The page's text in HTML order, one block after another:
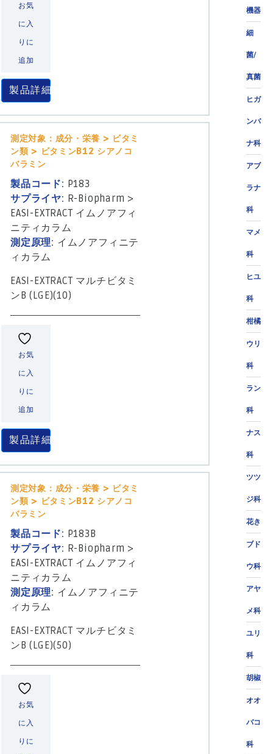
機器
細
菌/
真菌
ヒガ
ンバ
ナ科
アブ
ラナ
科
マメ
科
ヒユ
科
柑橘
ウリ
科
ラン
科
ナス
科
ツツ
ジ科
花き
ブド
ウ科
アヤ
メ科
ユリ
科
胡椒
オオ
バコ
科
お気
に入
りに
追加
製品詳細
測定対象：成分・栄養 > ビタミ
ン類 > ビタミンB12 シアノコ
バラミン
製品コード: P183
サプライヤ: R-Biopharm >
EASI-EXTRACT イムノアフィ
ニティカラム
測定原理: イムノアフィニテ
ィカラム
EASI-EXTRACT マルチビタミ
ンB (LGE)(10)
お気
に入
りに
追加
製品詳細
測定対象：成分・栄養 > ビタミ
ン類 > ビタミンB12 シアノコ
バラミン
製品コード: P183B
サプライヤ: R-Biopharm >
EASI-EXTRACT イムノアフィ
ニティカラム
測定原理: イムノアフィニテ
ィカラム
EASI-EXTRACT マルチビタミ
ンB (LGE)(50)
お気
に入
りに